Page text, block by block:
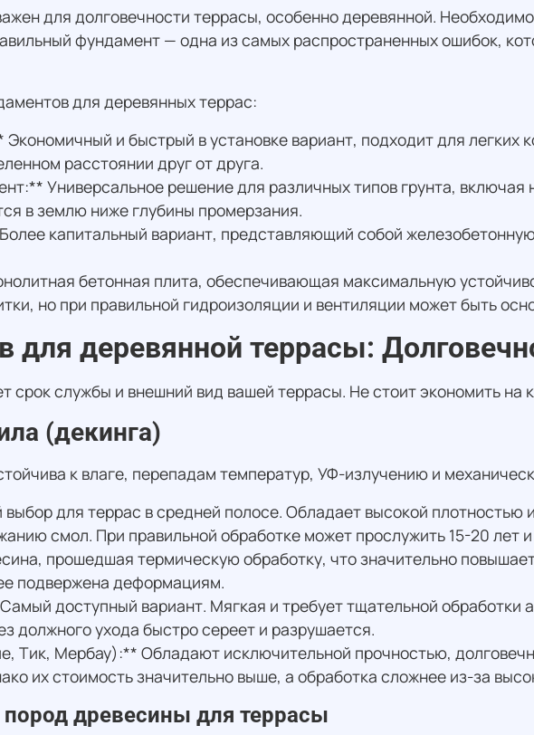
для долговечности террасы, особенно деревянной. Необходимо
фундамент — одна из самых распространенных ошибок,
для деревянных террас:
и быстрый в установке вариант, подходит для легких
расстоянии друг от друга.
Универсальное решение для различных типов грунта, включая
в землю ниже глубины промерзания.
капитальный вариант, представляющий собой
бетонная плита, обеспечивающая максимальную
но при правильной гидроизоляции и вентиляции может быть
для деревянной террасы:
срок службы и внешний вид вашей террасы. Не стоит экономить на
(декинга)
к влаге, перепадам температур, УФ-излучению и
для террас в средней полосе. Обладает высокой плотностью
смол. При правильной обработке может прослужить 15-20 лет
прошедшая термическую обработку, что значительно повышает
подвержена деформациям.
доступный вариант. Мягкая и требует тщательной обработки
должного ухода быстро сереет и разрушается.
Тик, Мербау):** Обладают исключительной прочностью,
их стоимость значительно выше, а обработка сложнее из-за
древесины для террасы